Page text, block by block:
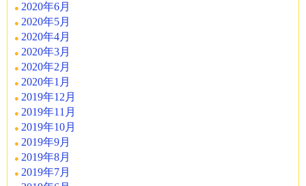
2020年6月
2020年5月
2020年4月
2020年3月
2020年2月
2020年1月
2019年12月
2019年11月
2019年10月
2019年9月
2019年8月
2019年7月